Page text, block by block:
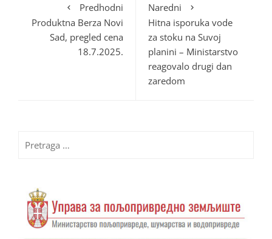
Predhodni
Produktna Berza Novi
Sad, pregled cena
18.7.2025.
Naredni
Hitna isporuka vode
za stoku na Suvoj
planini – Ministarstvo
reagovalo drugi dan
zaredom
za: